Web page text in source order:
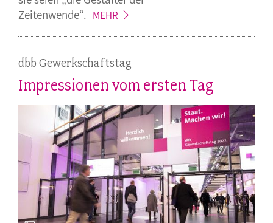
Zeitenwende“. MEHR
dbb Gewerkschaftstag
Impressionen vom ersten Tag